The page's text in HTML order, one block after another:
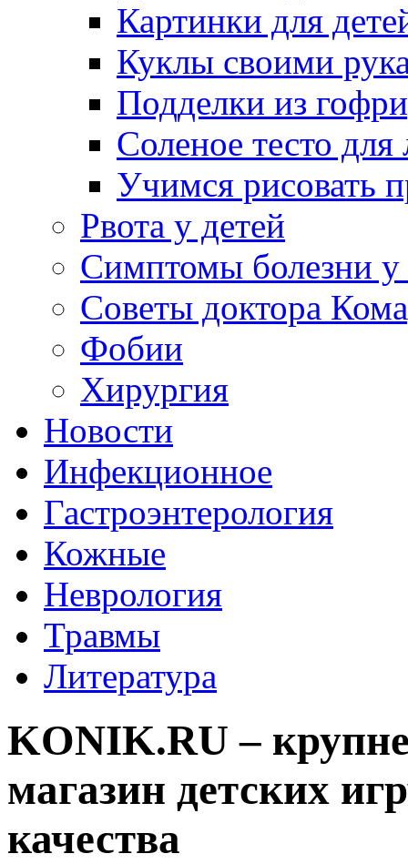
Картинки для
Куклы своими
Подделки из
Соленое тесто для
Учимся рисовать
Рвота у детей
Симптомы болезни у
Советы доктора
Фобии
Хирургия
Новости
Инфекционное
Гастроэнтерология
Кожные
Неврология
Травмы
Литература
KONIK.RU –
магазин детских
качества